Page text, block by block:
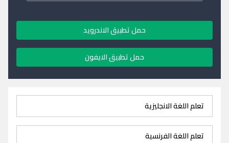
حمل تطبيق الاندرويد
حمل تطبيق الايفون
تعلم اللغة الانجليزية
تعلم اللغة الفرنسية